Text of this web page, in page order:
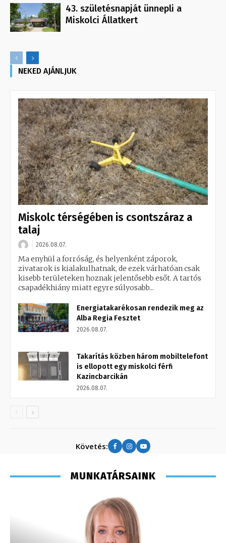
43. születésnapját ünnepli a
Miskolci Állatkert
NEKED AJÁNLJUK
Miskolc térségében is csontszáraz a
talaj
2026.08.07.
Ma enyhül a forróság, és helyenként záporok,
zivatarok is kialakulhatnak, de ezek várhatóan csak
kisebb területeken hoznak jelentősebb esőt. A tartós
csapadékhiány miatt egyre súlyosabb...
Energiatakarékosan rendezik meg az
Alba Regia Fesztet
2026.08.07.
Takarítás közben három mobiltelefont
is ellopott egy miskolci férfi
Kazincbarcikán
2026.08.07.
Követés:
MUNKATÁRSAINK